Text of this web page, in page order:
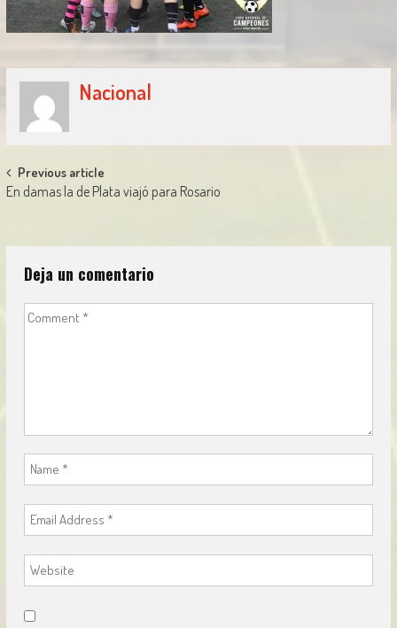
Nacional
Post
navigation
Previous article
En damas la de Plata viajó para Rosario
Deja un comentario